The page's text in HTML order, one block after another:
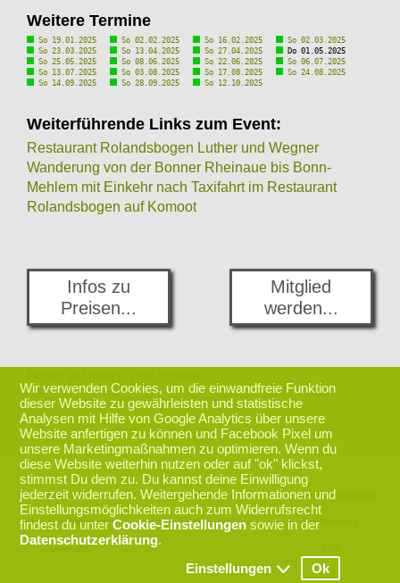
Weitere Termine
So 19.01.2025 So 02.02.2025 So 16.02.2025
So 02.03.2025
So 23.03.2025
So 13.04.2025 So 27.04.2025
Do 01.05.2025
So 25.05.2025
So 08.06.2025 So 22.06.2025
So 06.07.2025
So 13.07.2025
So 03.08.2025 So 17.08.2025
So 24.08.2025
So 14.09.2025
So 28.09.2025 So 12.10.2025
Weiterführende Links zum Event:
Restaurant Rolandsbogen Luther und Wegner
Wanderung von der Bonner Rheinaue bis Bonn-
Mehlem mit Einkehr nach Taxifahrt im Restaurant
Rolandsbogen auf Komoot
Infos zu
Preisen...
Mitglied
werden...
zurück nach oben
Programm
Infos zum Mitmachen
Über uns
Login Mitglieder
Login Eventleiter/innen
Impressum/Kontakt
Datenschutz
Wir verwenden Cookies, um die einwandfreie Funktion
dieser Website zu gewährleisten und statistische
Analysen mit Hilfe von Google Analytics über unsere
Website anfertigen zu können und Facebook Pixel um
unsere Marketingmaßnahmen zu optimieren. Wenn du
diese Website weiterhin nutzen oder auf "ok" klickst,
stimmst Du dem zu. Du kannst deine Einwilligung
jederzeit widerrufen. Weitergehende Informationen und
Einstellungsmöglichkeiten auch zum Widerrufsrecht
findest du unterCookie-Einstellungen sowie in der
Datenschutzerklärung.
Einstellungen
Ok